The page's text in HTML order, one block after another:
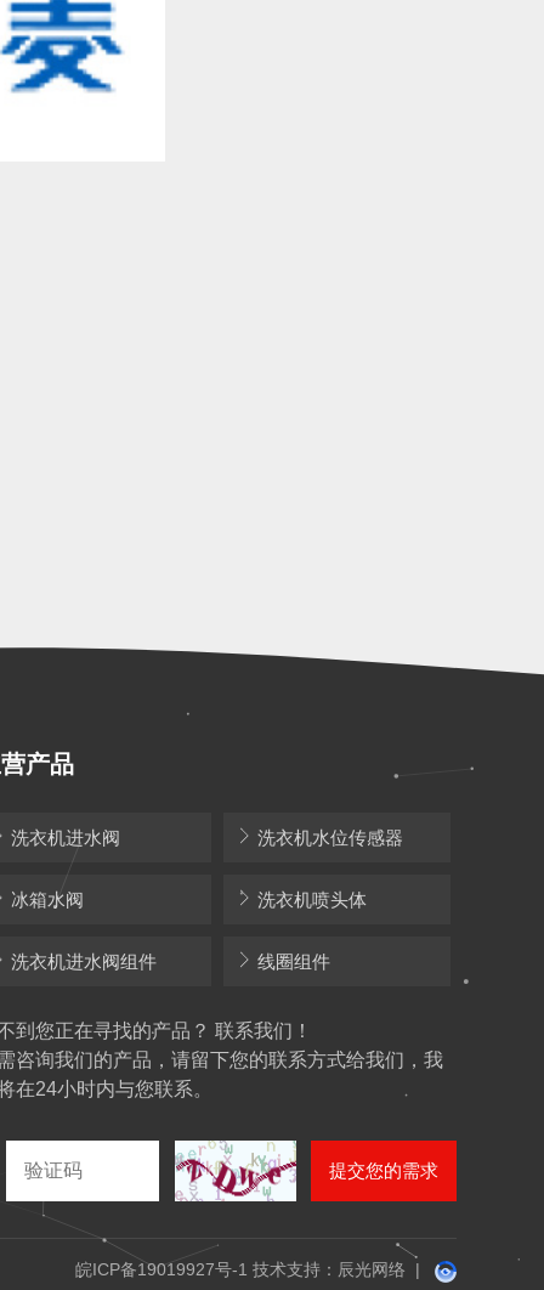
产品
洗衣机进水阀 洗衣机水位传感器
冰箱水阀 洗衣机喷头体
洗衣机进水阀组件 线圈组件
到您正在寻找的产品？ 联系我们！
咨询我们的产品，请留下您的联系方式给我们，我
在24小时内与您联系。
提交您的需求
皖ICP备19019927号-1 技术支持：辰光网络 |